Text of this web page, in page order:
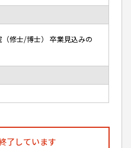
修士/博士） 卒業見込みの
了しています